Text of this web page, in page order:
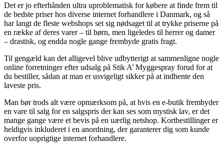
Det er jo efterhånden ultra uproblematisk for købere at finde frem til
de bedste priser hos diverse internet forhandlere i Danmark, og så
har langt de fleste webshops set sig nødsaget til at trykke priserne på
en række af deres varer – til børn, men ligeledes til herrer og damer
– drastisk, og endda nogle gange frembyde gratis fragt.
Til gengæld kan det alligevel blive udbytterigt at sammenligne nogle
online forretninger efter udsalg på Stik A’ Myggespray forud for at
du bestiller, sådan at man er usvigeligt sikker på at indhente den
laveste pris.
Man bør trods alt være opmærksom på, at hvis en e-butik frembyder
en vare til salg for en salgspris der kan ses som mystisk lav, er det
mange gange være et bevis på en uærlig netshop. Kortbestillinger er
heldigvis inkluderet i en anordning, der garanterer dig som kunde
overfor uoprigtige internet forhandlere.